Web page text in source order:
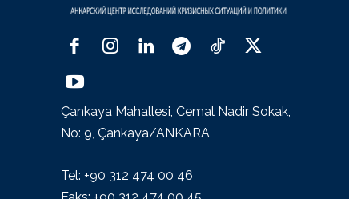
Çankaya Mahallesi, Cemal Nadir Sokak,
No: 9, Çankaya/ANKARA
Tel: +90 312 474 00 46